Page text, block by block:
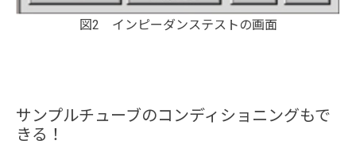
図2 インピーダンステストの画面
サンプルチューブのコンディショニングもで
きる！